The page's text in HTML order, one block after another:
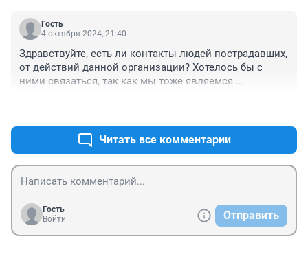
Гость
4 октября 2024, 21:40
Здравствуйте, есть ли контакты людей пострадавших,
от действий данной организации? Хотелось бы с
ними связаться, так как мы тоже являемся
Читать все комментарии
Гость
Войти
Отправить